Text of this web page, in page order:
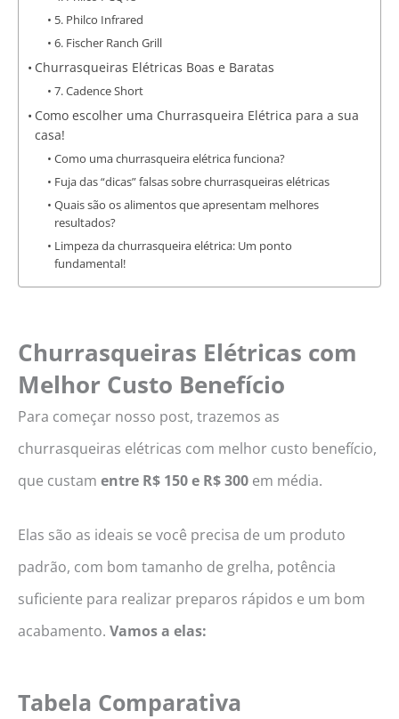
5. Philco Infrared
6. Fischer Ranch Grill
Churrasqueiras Elétricas Boas e Baratas
7. Cadence Short
Como escolher uma Churrasqueira Elétrica para a sua
casa!
Como uma churrasqueira elétrica funciona?
Fuja das “dicas” falsas sobre churrasqueiras elétricas
Quais são os alimentos que apresentam melhores
resultados?
Limpeza da churrasqueira elétrica: Um ponto
fundamental!
Churrasqueiras Elétricas com
Melhor Custo Benefício
Para começar nosso post, trazemos as
churrasqueiras elétricas com melhor custo benefício,
que custam entre R$ 150 e R$ 300 em média.
Elas são as ideais se você precisa de um produto
padrão, com bom tamanho de grelha, potência
suficiente para realizar preparos rápidos e um bom
acabamento. Vamos a elas:
Tabela Comparativa